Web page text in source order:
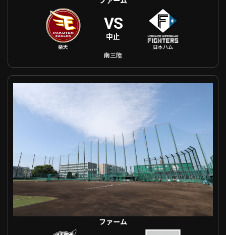
楽天
VS
中止
日本ハム
南三陸
ファーム 千葉ロッテ VS ハヤテ
ファーム